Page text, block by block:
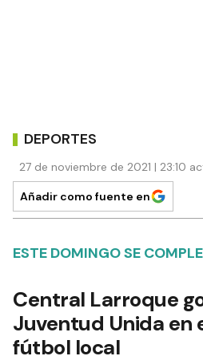
DEPORTES
27 de noviembre de 2021 | 23:10
Añadir como fuente en
ESTE DOMINGO SE
Central Larroque
Juventud Unida en
fútbol local